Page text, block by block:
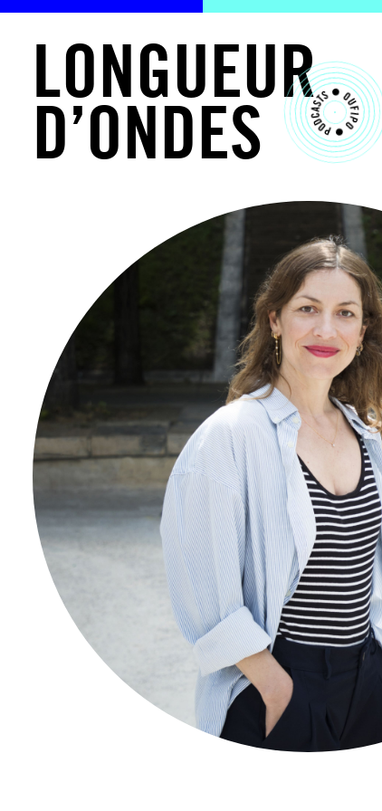
LONGUEUR
D’ONDES